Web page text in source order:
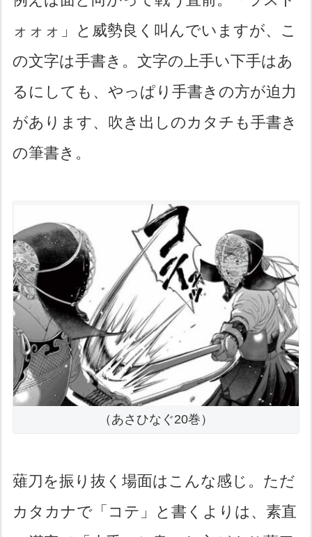
ォォォ」と威勢良く叫んでいますが、こ
の文字は手書き。文字の上手い下手はあ
るにしても、やっぱり手書きの方が迫力
があります、吹き出しのカタチも手書き
の筆書き。
（あさひなぐ20巻）
薙刀を振り抜く場面はこんな感じ。ただ
カタカナで「コテ」と書くよりは、素直